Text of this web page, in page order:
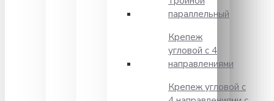
параллельный
Крепеж
угловой с 4
направлениями
Крепеж угловой с